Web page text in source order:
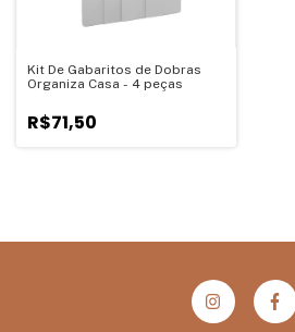
Kit De Gabaritos de Dobras
Organiza Casa - 4 peças
R$71,50